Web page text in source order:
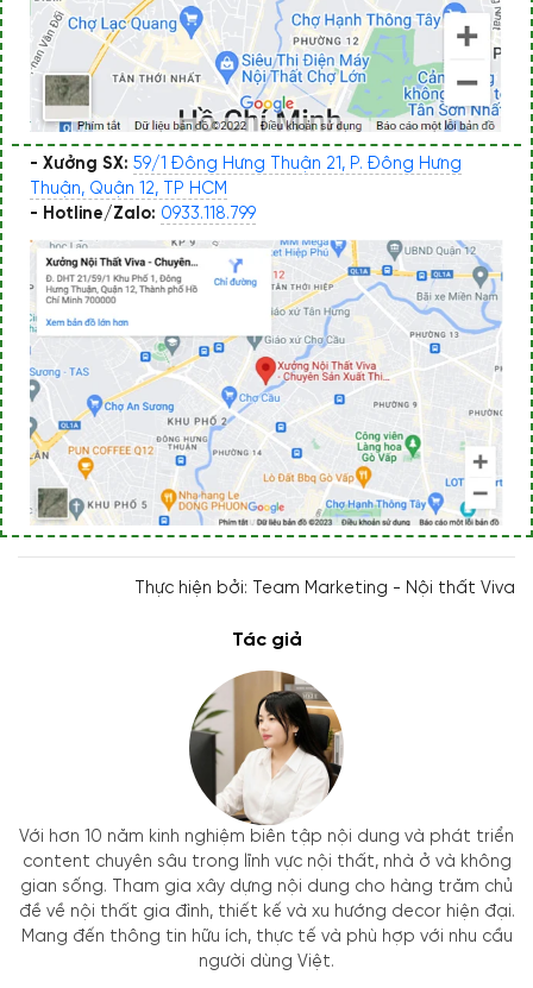
- Xưởng SX: 59/1 Đông Hưng Thuận 21, P. Đông Hưng
Thuận, Quận 12, TP HCM
- Hotline/Zalo: 0933.118.799
Thực hiện bởi: Team Marketing - Nội thất Viva
Tác giả
Với hơn 10 năm kinh nghiệm biên tập nội dung và phát triển
content chuyên sâu trong lĩnh vực nội thất, nhà ở và không
gian sống. Tham gia xây dựng nội dung cho hàng trăm chủ
đề về nội thất gia đình, thiết kế và xu hướng decor hiện đại.
Mang đến thông tin hữu ích, thực tế và phù hợp với nhu cầu
người dùng Việt.